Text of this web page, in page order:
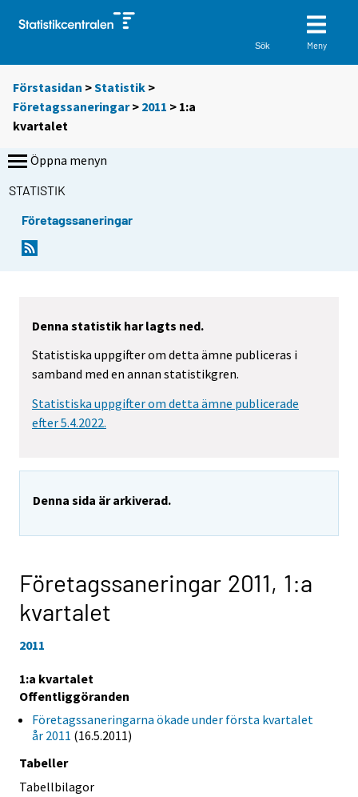
Sök Meny
Förstasidan >Statistik >
Företagssaneringar> 2011 > 1:a
kvartalet
Öppna menyn
STATISTIK
Företagssaneringar
Denna statistik har lagts ned.
Statistiska uppgifter om detta ämne publiceras i
samband med en annan statistikgren.
Statistiska uppgifter om detta ämne publicerade
efter 5.4.2022.
Denna sida är arkiverad.
Företagssaneringar 2011, 1:a
kvartalet
2011
1:a kvartalet
Offentliggöranden
Företagssaneringarna ökade under första kvartalet
år 2011 (16.5.2011)
Tabeller
Tabellbilagor